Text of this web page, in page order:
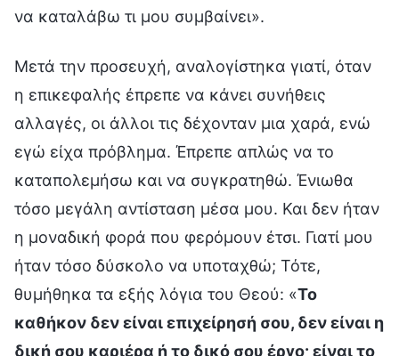
να καταλάβω τι μου συμβαίνει».
Μετά την προσευχή, αναλογίστηκα γιατί, όταν
η επικεφαλής έπρεπε να κάνει συνήθεις
αλλαγές, οι άλλοι τις δέχονταν μια χαρά, ενώ
εγώ είχα πρόβλημα. Έπρεπε απλώς να το
καταπολεμήσω και να συγκρατηθώ. Ένιωθα
τόσο μεγάλη αντίσταση μέσα μου. Και δεν ήταν
η μοναδική φορά που φερόμουν έτσι. Γιατί μου
ήταν τόσο δύσκολο να υποταχθώ; Τότε,
θυμήθηκα τα εξής λόγια του Θεού: «Το
καθήκον δεν είναι επιχείρησή σου, δεν είναι η
δική σου καριέρα ή το δικό σου έργο· είναι το